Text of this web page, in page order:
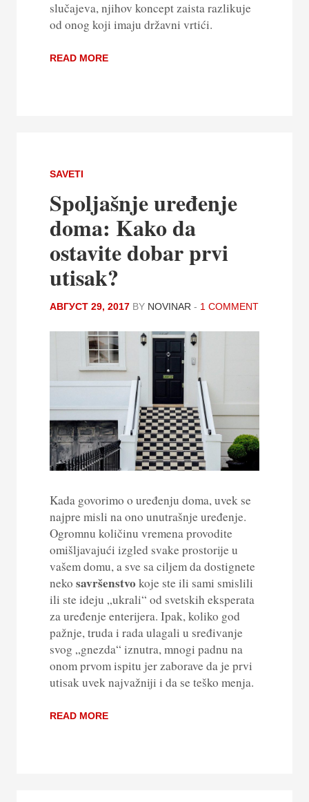
slučajeva, njihov koncept zaista razlikuje
od onog koji imaju državni vrtići.
READ MORE
SAVETI
Spoljašnje uređenje
doma: Kako da
ostavite dobar prvi
utisak?
АВГУСТ 29, 2017 BY NOVINAR - 1 COMMENT
Kada govorimo o uređenju doma, uvek se
najpre misli na ono unutrašnje uređenje.
Ogromnu količinu vremena provodite
omišljavajući izgled svake prostorije u
vašem domu, a sve sa ciljem da dostignete
neko savršenstvo koje ste ili sami smislili
ili ste ideju „ukrali“ od svetskih eksperata
za uređenje enterijera. Ipak, koliko god
pažnje, truda i rada ulagali u sređivanje
svog „gnezda“ iznutra, mnogi padnu na
onom prvom ispitu jer zaborave da je prvi
utisak uvek najvažniji i da se teško menja.
READ MORE